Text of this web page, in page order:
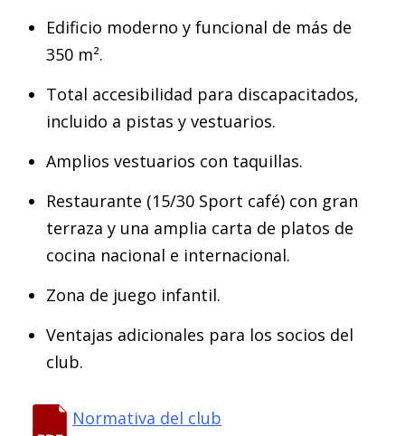
Edificio moderno y funcional de más de
350 m².
Total accesibilidad para discapacitados,
incluido a pistas y vestuarios.
Amplios vestuarios con taquillas.
Restaurante (15/30 Sport café) con gran
terraza y una amplia carta de platos de
cocina nacional e internacional.
Zona de juego infantil.
Ventajas adicionales para los socios del
club.
Normativa del club